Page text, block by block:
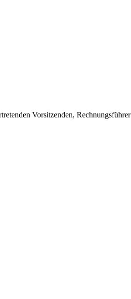
Vorsitzenden,